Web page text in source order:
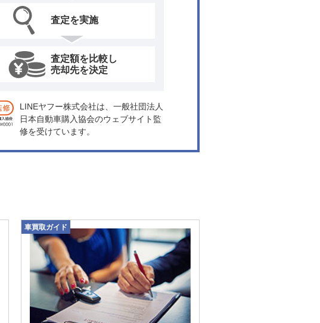
査定を実施
査定額を比較し
売却先を決定
LINEヤフー株式会社は、一般社団法人
日本自動車購入協会のウェブサイト監
修を受けています。
車買取ガイド